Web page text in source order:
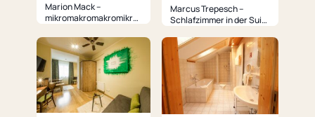
Marion Mack –
mikromakromakromikro
Marcus Trepesch –
Schlafzimmer in der Suite